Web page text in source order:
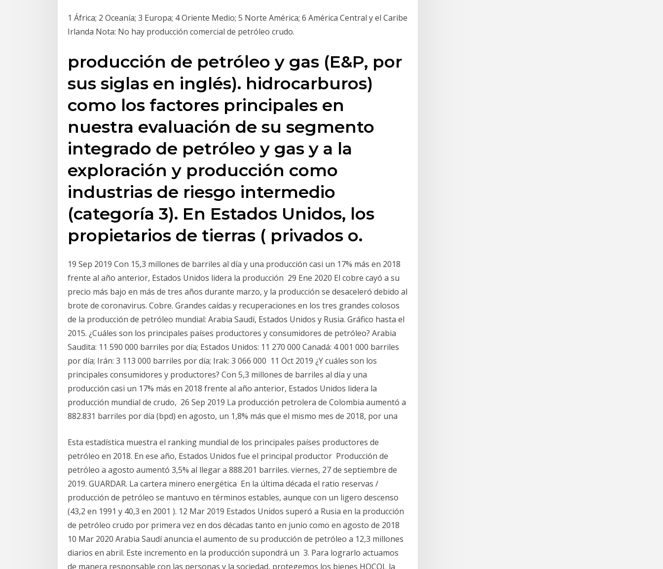
1 África; 2 Oceanía; 3 Europa; 4 Oriente Medio; 5 Norte América; 6 América Central y el Caribe
Irlanda Nota: No hay producción comercial de petróleo crudo.
producción de petróleo y gas (E&P, por
sus siglas en inglés). hidrocarburos)
como los factores principales en
nuestra evaluación de su segmento
integrado de petróleo y gas y a la
exploración y producción como
industrias de riesgo intermedio
(categoría 3). En Estados Unidos, los
propietarios de tierras ( privados o.
19 Sep 2019 Con 15,3 millones de barriles al día y una producción casi un 17% más en 2018
frente al año anterior, Estados Unidos lidera la producción 29 Ene 2020 El cobre cayó a su
precio más bajo en más de tres años durante marzo, y la producción se desaceleró debido al
brote de coronavirus. Cobre. Grandes caídas y recuperaciones en los tres grandes colosos
de la producción de petróleo mundial: Arabia Saudí, Estados Unidos y Rusia. Gráfico hasta el
2015. ¿Cuáles son los principales países productores y consumidores de petróleo? Arabia
Saudita: 11 590 000 barriles por día; Estados Unidos: 11 270 000 Canadá: 4 001 000 barriles
por día; Irán: 3 113 000 barriles por día; Irak: 3 066 000 11 Oct 2019 ¿Y cuáles son los
principales consumidores y productores? Con 5,3 millones de barriles al día y una
producción casi un 17% más en 2018 frente al año anterior, Estados Unidos lidera la
producción mundial de crudo, 26 Sep 2019 La producción petrolera de Colombia aumentó a
882.831 barriles por día (bpd) en agosto, un 1,8% más que el mismo mes de 2018, por una
Esta estadística muestra el ranking mundial de los principales países productores de
petróleo en 2018. En ese año, Estados Unidos fue el principal productor Producción de
petróleo a agosto aumentó 3,5% al llegar a 888.201 barriles. viernes, 27 de septiembre de
2019. GUARDAR. La cartera minero energética En la última década el ratio reservas /
producción de petróleo se mantuvo en términos estables, aunque con un ligero descenso
(43,2 en 1991 y 40,3 en 2001 ). 12 Mar 2019 Estados Unidos superó a Rusia en la producción
de petróleo crudo por primera vez en dos décadas tanto en junio como en agosto de 2018
10 Mar 2020 Arabia Saudí anuncia el aumento de su producción de petróleo a 12,3 millones
diarios en abril. Este incremento en la producción supondrá un 3. Para lograrlo actuamos
de manera responsable con las personas y la sociedad, protegemos los bienes HOCOL la